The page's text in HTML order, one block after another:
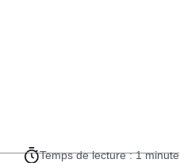
Temps de lecture : 1 minute